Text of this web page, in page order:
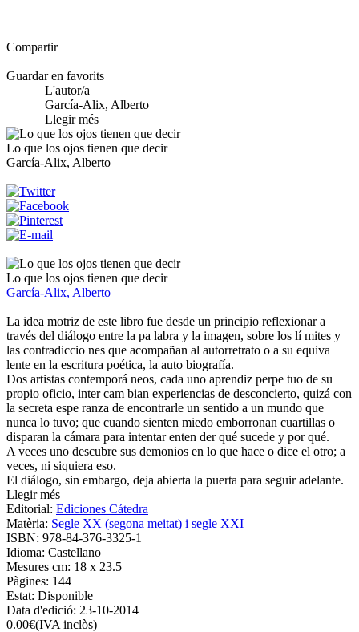
Compartir
Guardar en favorits
L'autor/a
García-Alix, Alberto
Llegir més
Lo que los ojos tienen que decir
García-Alix, Alberto
Lo que los ojos tienen que decir
García-Alix, Alberto
La idea motriz de este libro fue desde un principio reflexionar a
través del diálogo entre la pa labra y la imagen, sobre los lí mites y
las contradiccio nes que acompañan al autorretrato o a su equiva
lente en la escritura poética, la auto biografía.
Dos artistas contemporá neos, cada uno aprendiz perpe tuo de su
propio oficio, inter cam bian experiencias de desconcierto, quizá con
la secreta espe ranza de encontrarle un sentido a un mundo que
nunca lo tuvo; que cuando sienten miedo emborronan cuartillas o
disparan la cámara para intentar enten der qué sucede y por qué.
A veces uno descubre sus demonios en lo que hace o dice el otro; a
veces, ni siquiera eso.
El diálogo, sin embargo, deja abierta la puerta para seguir adelante.
Llegir més
Editorial: Ediciones Cátedra
Matèria: Segle XX (segona meitat) i segle XXI
ISBN: 978-84-376-3325-1
Idioma: Castellano
Mesures cm: 18 x 23.5
Pàgines: 144
Estat: Disponible
Data d'edició: 23-10-2014
0.00€(IVA inclòs)